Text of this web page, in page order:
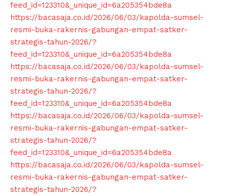
News Week
Magazine PRO
feed_id=123310&_unique_id=6a205354bde8a
https://bacasaja.co.id/2026/06/03/kapolda-sumsel-
resmi-buka-rakernis-gabungan-empat-satker-
strategis-tahun-2026/?
feed_id=123310&_unique_id=6a205354bde8a
https://bacasaja.co.id/2026/06/03/kapolda-sumsel-
resmi-buka-rakernis-gabungan-empat-satker-
strategis-tahun-2026/?
feed_id=123310&_unique_id=6a205354bde8a
https://bacasaja.co.id/2026/06/03/kapolda-sumsel-
resmi-buka-rakernis-gabungan-empat-satker-
strategis-tahun-2026/?
feed_id=123310&_unique_id=6a205354bde8a
https://bacasaja.co.id/2026/06/03/kapolda-sumsel-
resmi-buka-rakernis-gabungan-empat-satker-
strategis-tahun-2026/?